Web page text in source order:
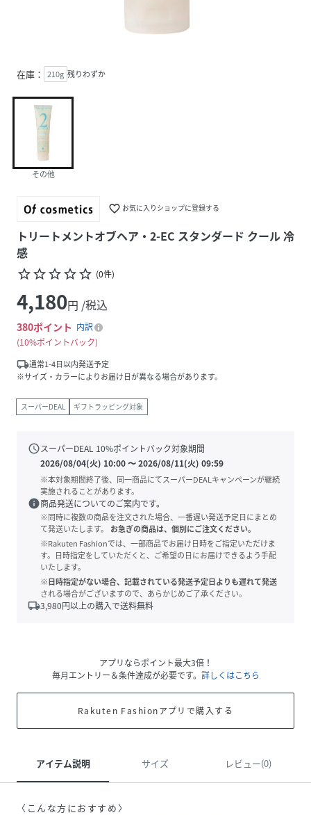
在庫： 210g 残りわずか
その他
favorite_border お気に入りショップに登録する
トリートメントオブヘア・2-EC スタンダード クール 冷
感
star_borderstar_borderstar_borderstar_borderstar_border (0件)
4,180円 /税込
380ポイント 内訳
10%ポイントバック
local_shipping通常1-4日以内発送予定
※サイズ・カラーによりお届け日が異なる場合があります。
スーパーDEAL ギフトラッピング対象
scheduleスーパーDEAL 10%ポイントバック対象期間
2026/08/04(火) 10:00〜2026/08/11(火) 09:59
※本対象期間終了後、同一商品にてスーパーDEALキャンペーンが継続
実施されることがあります。
info商品発送についてのご案内です。
※同時に複数の商品を注文された場合、一番遅い発送予定日にまとめ
て発送いたします。
お急ぎの商品は、個別にご注文ください。
※Rakuten Fashionでは、一部商品でお届け日時をご指定いただけま
す。日時指定をしていただくと、ご希望の日にお届けできるよう手配
いたします。
※日時指定がない場合、記載されている発送予定日よりも遅れて発送
される場合がございますので、あらかじめご了承ください。
local_shipping3,980円以上の購入で送料無料
アプリならポイント最大3倍！
毎月エントリー＆条件達成が必要です。 詳しくはこちら
Rakuten Fashionアプリで購入する
アイテム説明 サイズ レビュー(0)
〈こんな方におすすめ〉